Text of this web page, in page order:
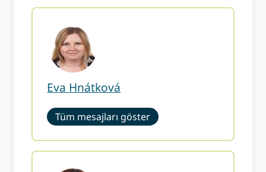
Eva Hnátková
Tüm mesajları göster